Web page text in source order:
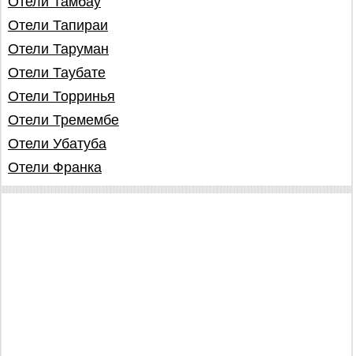
Отели Тапираи
Отели Таруман
Отели Таубате
Отели Торринья
Отели Тремембе
Отели Убатуба
Отели Франка